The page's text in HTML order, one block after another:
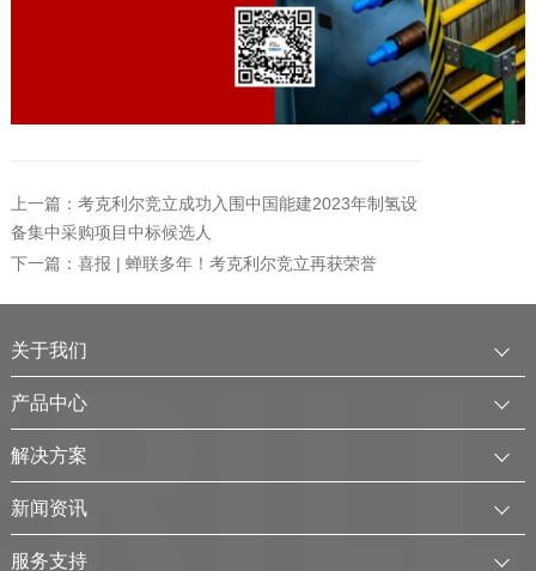
上一篇：考克利尔竞立成功入围中国能建2023年制氢设
备集中采购项目中标候选人
下一篇：喜报 | 蝉联多年！考克利尔竞立再获荣誉
关于我们
公司简介
发展历程
服务全球
产品中心
中压水电解制氢装置
氢气干燥装置
解决方案
可再生电解水制氢解决方案
新闻资讯
企业动态
服务支持